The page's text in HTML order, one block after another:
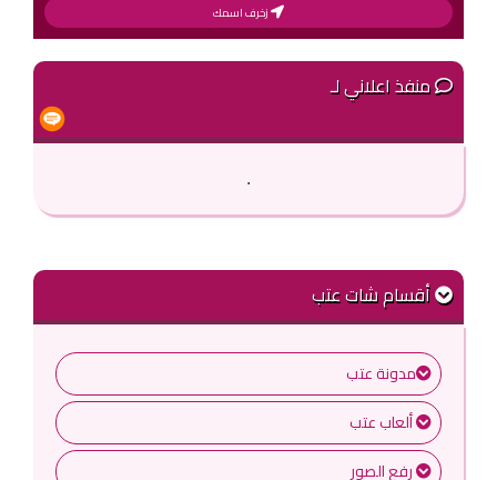
زخرف اسمك
منفذ اعلاني لـ
.
أقسام شات عتب
مدونة عتب
ألعاب عتب
رفع الصور